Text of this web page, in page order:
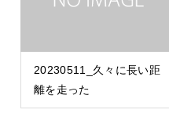
20230511_久々に長い距
離を走った